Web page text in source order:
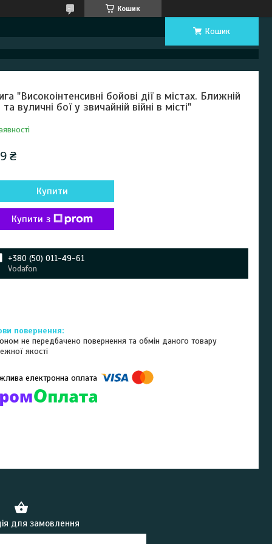
Кошик
Кошик
"Високоінтенсивні бойові дії в містах. Ближній
та вуличні бої у звичайній війні в місті"
₴
Купити
Купити з
+380 (50) 011-49-61
Vodafon
не передбачено повернення та обмін даного товару
якості
для замовлення